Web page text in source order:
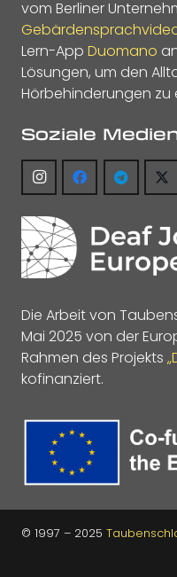
vom Berliner
Lern-App Duomano
Lösungen, um den
Hörbehinderungen zu
Soziale
Die Arbeit von
Mai 2025 von der
Rahmen des Projekts
kofinanziert.
© 1997 – 2025